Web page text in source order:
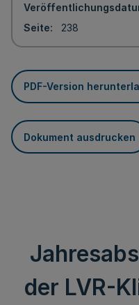
Seite
238
PDF-Version
Dokument ausdrucken
der LVR-